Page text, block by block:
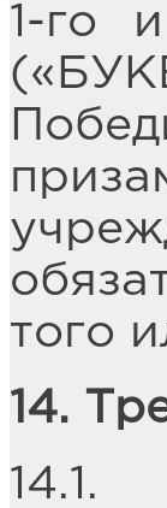
1-го
того
14.
14.1.